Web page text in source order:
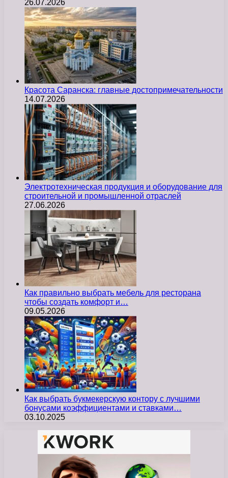
26.07.2026
Красота Саранска: главные достопримечательности
14.07.2026
Электротехническая продукция и оборудование для
строительной и промышленной отраслей
27.06.2026
Как правильно выбрать мебель для ресторана
чтобы создать комфорт и…
09.05.2026
Как выбрать букмекерскую контору с лучшими
бонусами коэффициентами и ставками…
03.10.2025